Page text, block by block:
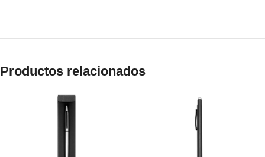
Productos relacionados